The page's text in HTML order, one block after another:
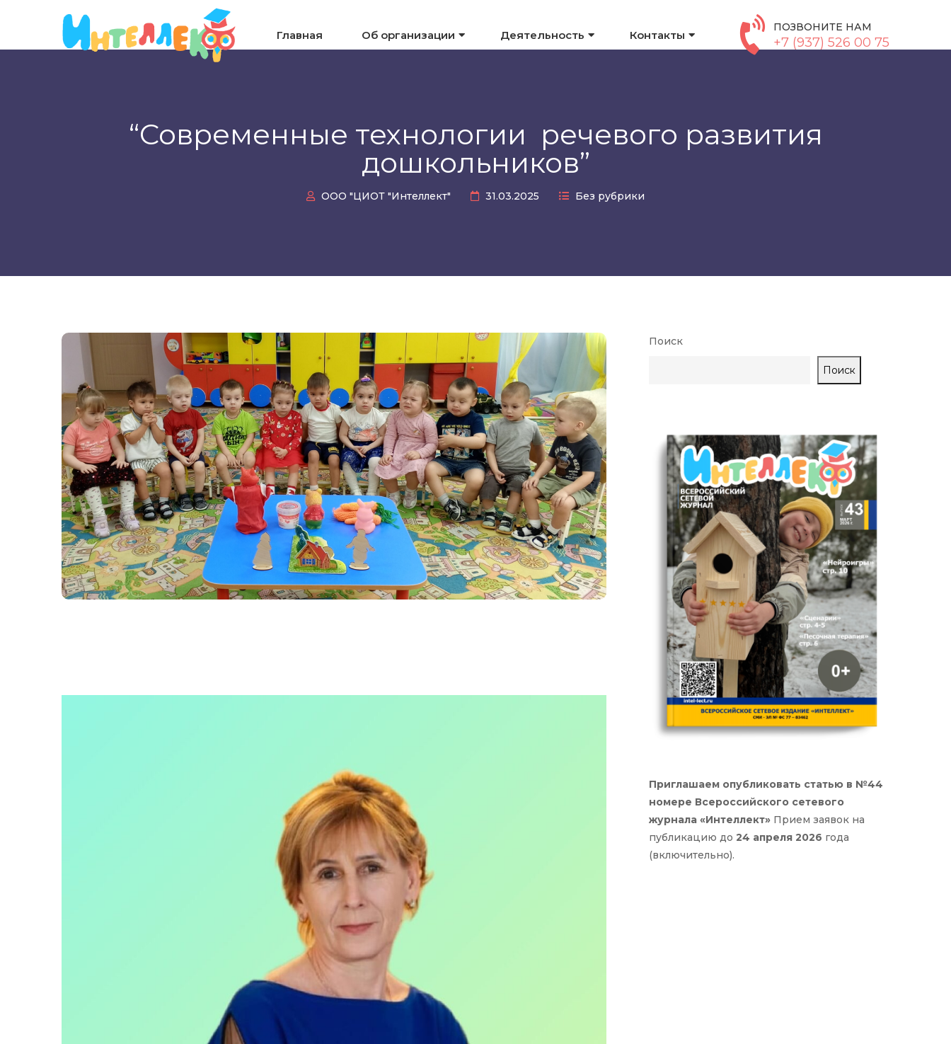
Главная Об организации Деятельность Контакты
ПОЗВОНИТЕ НАМ
+7 (937) 526 00 75
“Современные технологии речевого развития
дошкольников”
ООО "ЦИОТ "Интеллект" 31.03.2025 Без рубрики
Поиск
Поиск
Приглашаем опубликовать статью в №44
номере Всероссийского сетевого
журнала «Интеллект» Прием заявок на
публикацию до 24 апреля 2026 года
(включительно).